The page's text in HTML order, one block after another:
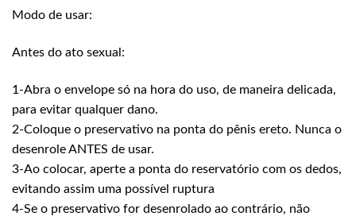
Modo de usar:
Antes do ato sexual:
1-Abra o envelope só na hora do uso, de maneira delicada,
para evitar qualquer dano.
2-Coloque o preservativo na ponta do pênis ereto. Nunca o
desenrole ANTES de usar.
3-Ao colocar, aperte a ponta do reservatório com os dedos,
evitando assim uma possível ruptura
4-Se o preservativo for desenrolado ao contrário, não